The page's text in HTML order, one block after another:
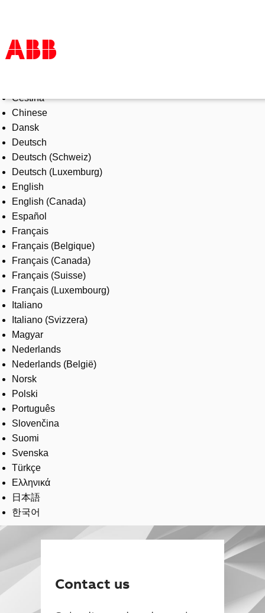
Products & Solutions
Industries
Services
About us
Where to buy
Contact us
Careers
Čeština
Chinese
Dansk
Deutsch
Deutsch (Schweiz)
Deutsch (Luxemburg)
English
English (Canada)
Español
Français
Français (Belgique)
Français (Canada)
Français (Suisse)
Français (Luxembourg)
Italiano
Italiano (Svizzera)
Magyar
Nederlands
Nederlands (België)
Norsk
Polski
Português
Slovenčina
Suomi
Svenska
Türkçe
Ελληνικά
日本語
한국어
Contact us